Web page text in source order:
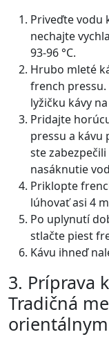
Priveďte vodu
nechajte
93-96 °C.
Hrubo mleté
french pressu.
lyžičku kávy
Pridajte
pressu a kávu
ste
nasáknutie
Priklopte
lúhovať asi 4
Po uplynutí
stlačte piest
Kávu ihneď
3. Príprava
Tradičná